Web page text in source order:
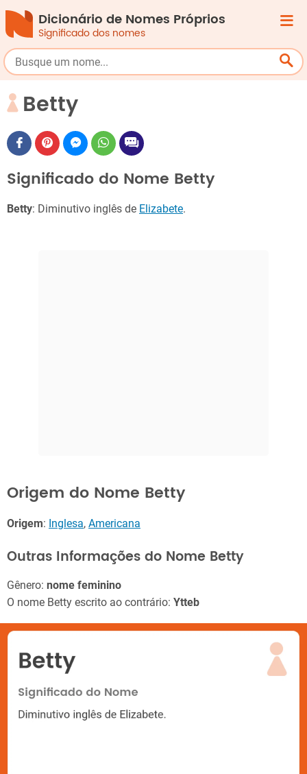
Dicionário de Nomes Próprios
Significado dos nomes
Betty
Significado do Nome Betty
Betty: Diminutivo inglês de Elizabete.
Origem do Nome Betty
Origem: Inglesa, Americana
Outras Informações do Nome Betty
Gênero: nome feminino
O nome Betty escrito ao contrário: Ytteb